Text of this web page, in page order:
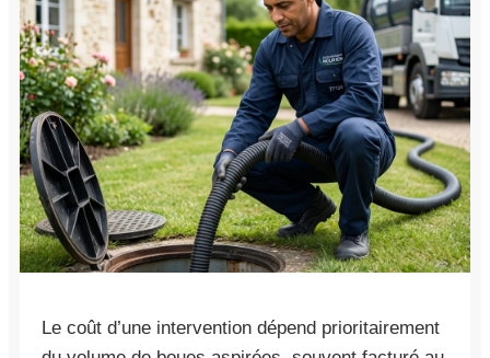
Le coût d’une intervention dépend prioritairement